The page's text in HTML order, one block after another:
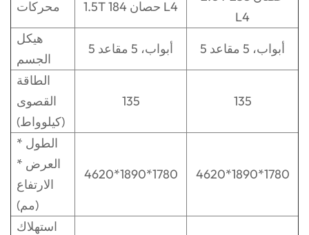
محركات 1.5T 184 حصان L4
L4
هيكل
الجسم
5 أبواب، 5 مقاعد
5 أبواب، 5 مقاعد
الطاقة
القصوى
(كيلوواط)
135 135
الطول *
العرض *
الارتفاع
(مم)
4620*1890*1780 4620*1890*1780
استهلاك